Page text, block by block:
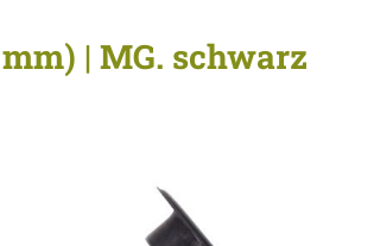
| MG. schwarz